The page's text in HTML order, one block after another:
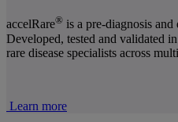
accelRare® is a pre-diagnosis
Developed, tested and validated
rare disease specialists across
Learn more